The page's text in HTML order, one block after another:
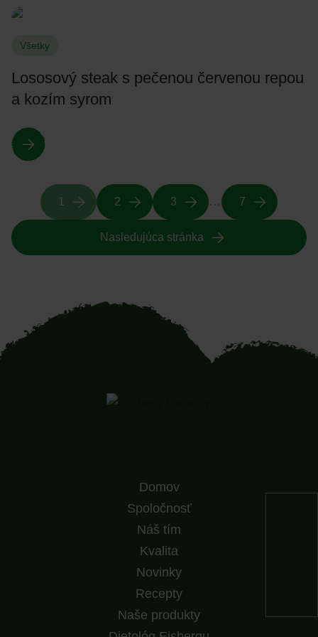
Všetky
Lososový steak s pečenou červenou repou
a kozím syrom
1 2 3 7
Nasledujúca stránka
Domov
Spoločnosť
Náš tím
Kvalita
Novinky
Recepty
Naše produkty